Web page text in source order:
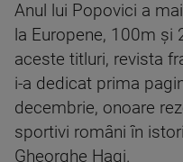
Anul lui Popovici a
la Europene, 100m și
aceste titluri, revista
i-a dedicat prima
decembrie, onoare
sportivi români în
Gheorghe Hagi.